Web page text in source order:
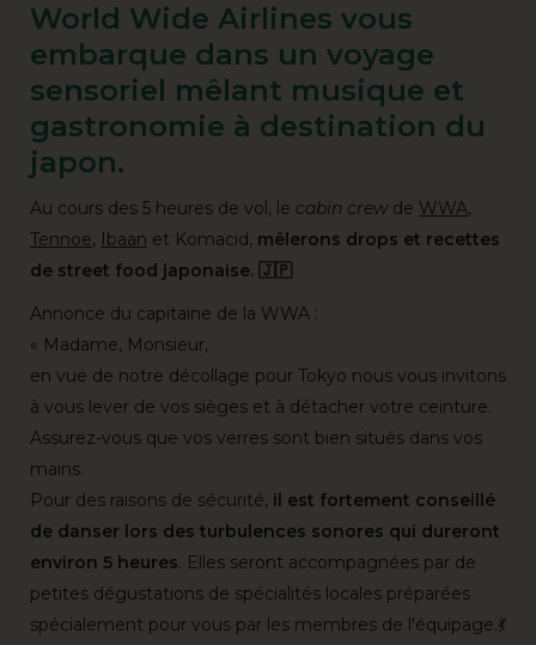
World Wide Airlines vous
embarque dans un voyage
sensoriel mêlant musique et
gastronomie à destination du
japon.
Au cours des 5 heures de vol, le cabin crewde WWA,
Tennoe, Ibaan et Komacid, mêlerons drops et recettes
de street food japonaise. 🇯🇵
Annonce du capitaine de la WWA :
« Madame, Monsieur,
en vue de notre décollage pour Tokyo nous vous invitons
à vous lever de vos sièges et à détacher votre ceinture.
Assurez-vous que vos verres sont bien situés dans vos
mains.
Pour des raisons de sécurité, il est fortement conseillé
de danser lors des turbulences sonores qui dureront
environ 5 heures. Elles seront accompagnées par de
petites dégustations de spécialités locales préparées
spécialement pour vous par les membres de l'équipage.💃